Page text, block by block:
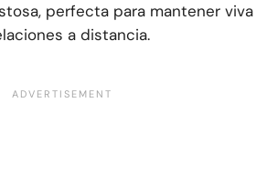
perfecta para mantener viva
a distancia.